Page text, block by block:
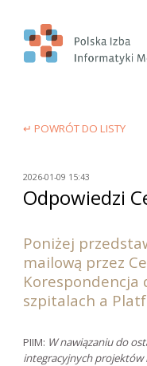
↵ POWRÓT DO LISTY
2026-01-09 15:43
Odpowiedzi
Poniżej
mailową przez
Korespondencja
szpitalach a
PIIM: W nawiązaniu do
integracyjnych projektów